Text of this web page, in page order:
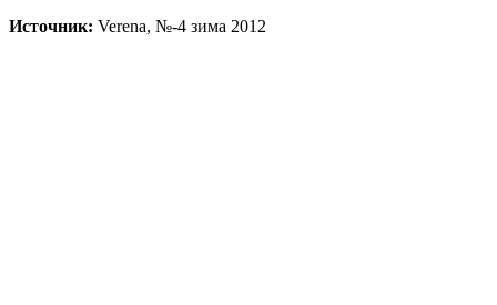
Источник: Verena, №-4 зима 2012